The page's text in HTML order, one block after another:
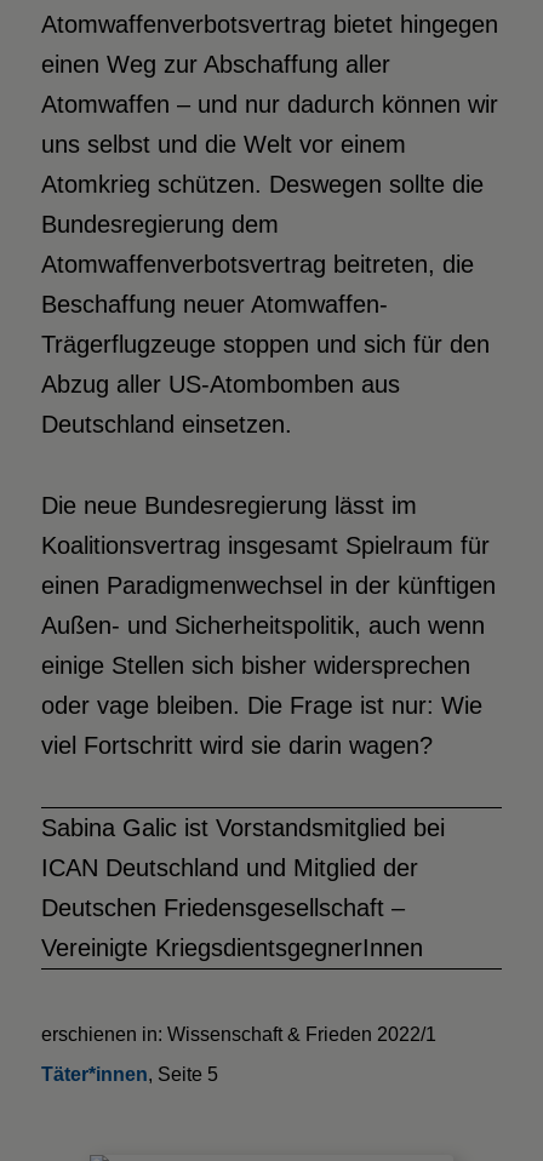
Atomwaffenverbotsvertrag bietet hingegen
einen Weg zur Abschaffung aller
Atomwaffen – und nur dadurch können wir
uns selbst und die Welt vor einem
Atomkrieg schützen. Deswegen sollte die
Bundesregierung dem
Atomwaffenverbotsvertrag beitreten, die
Beschaffung neuer Atomwaffen-
Trägerflugzeuge stoppen und sich für den
Abzug aller US-Atombomben aus
Deutschland einsetzen.
Die neue Bundesregierung lässt im
Koalitionsvertrag insgesamt Spielraum für
einen Paradigmenwechsel in der künftigen
Außen- und Sicherheitspolitik, auch wenn
einige Stellen sich bisher widersprechen
oder vage bleiben. Die Frage ist nur: Wie
viel Fortschritt wird sie darin wagen?
Sabina Galic ist Vorstandsmitglied bei
ICAN Deutschland und Mitglied der
Deutschen Friedensgesellschaft –
Vereinigte KriegsdientsgegnerInnen
erschienen in: Wissenschaft & Frieden 2022/1
Täter*innen, Seite 5